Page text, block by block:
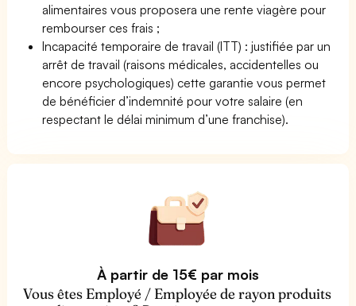
alimentaires vous proposera une rente viagère pour
rembourser ces frais ;
Incapacité temporaire de travail (ITT) : justifiée par un
arrêt de travail (raisons médicales, accidentelles ou
encore psychologiques) cette garantie vous permet
de bénéficier d’indemnité pour votre salaire (en
respectant le délai minimum d’une franchise).
À partir de 15€ par mois
Vous êtes Employé / Employée de rayon produits